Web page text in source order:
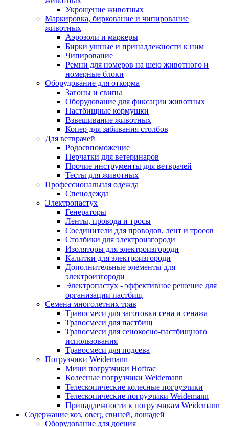
Укрощение животных
Маркировка, биркование и чипирование
животных
Аэрозоли и маркеры
Бирки ушные и принадлежности к ним
Чипирование
Ремни для номеров на шею животного и
номерные блоки
Оборудование для откорма
Загоны и свипы
Оборудование для фиксации животных
Пастбищные кормушки
Взвешивание животных
Копер для забивания столбов
Для ветврачей
Родосвпоможение
Перчатки для ветеринаров
Прочие инструменты для ветврачей
Тесты для животных
Профессиональная одежда
Cпецодежда
Электропастух
Генераторы
Ленты, провода и тросы
Соединители для проводов, лент и тросов
Столбики для электроизгороди
Изоляторы для электроизгороди
Калитки для электроизгороди
Дополнительные элементы для
электроизгороди
Электропастух - эффективное решение для
организации пастбищ
Семена многолетних трав
Травосмеси для заготовки сена и сенажа
Травосмеси для пастбищ
Травосмеси для сенокосно-пастбищного
использования
Травосмеси для подсева
Погрузчики Weidemann
Мини погрузчики Hoftraс
Колесные погрузчики Weidemann
Телескопические колесные погрузчики
Телескопические погрузчики Weidemann
Принадлежности к погрузчикам Weidemann
Содержание коз, овец, свиней, лошадей
Оборудование для доения